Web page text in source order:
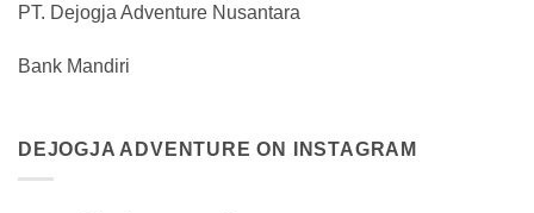
PT. Dejogja Adventure Nusantara
Bank Mandiri
DEJOGJA ADVENTURE ON INSTAGRAM